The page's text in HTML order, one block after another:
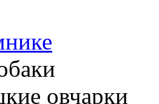
овчарки